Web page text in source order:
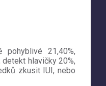
21,40%,
hlavičky 20%,
zkusit IUI, nebo